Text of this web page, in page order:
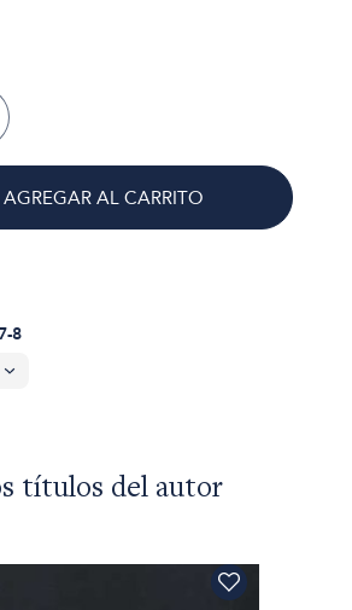
AGREGAR AL CARRITO
8
títulos del autor